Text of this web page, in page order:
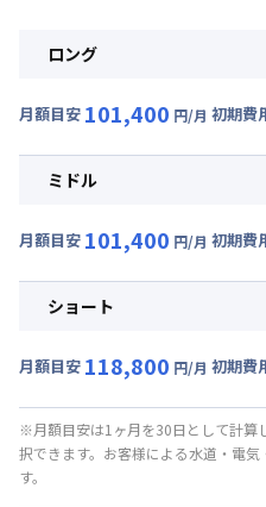
ロング
月額目安 101,400 円/月 初期費
月額賃料目安(30日利用)
光熱費他 : 24,000円/月 (800円
初期費用
寝具セット : 6,000円/回 (税抜)
ミドル
月額目安 101,400 円/月 初期費
月額賃料目安(30日利用)
光熱費他 : 24,000円/月 (800円
初期費用
事務手数料 : 7,000円/回 (税抜)
ショート
月額目安 118,800 円/月 初期費
月額賃料目安(30日利用)
賃料 : 84,000円/月 (2,800円/
光熱費他 :
※月額目安は1ヶ月を30日として計算
択できます。お客様による水道・電
す。